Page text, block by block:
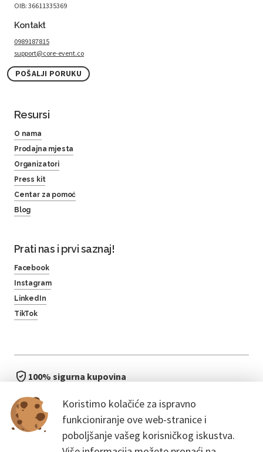
Koristimo kolačiće za ispravno
funkcioniranje ove web-stranice i
poboljšanje vašeg korisničkog iskustva.
OIB: 36611335369
Kontakt
0989187815
support@core-event.co
POŠALJI PORUKU
Resursi
O nama
Prodajna mjesta
Organizatori
Press kit
Centar za pomoć
Blog
Prati nas i prvi saznaj!
Facebook
Instagram
LinkedIn
TikTok
100% sigurna kupovina
bez čekanja u redu